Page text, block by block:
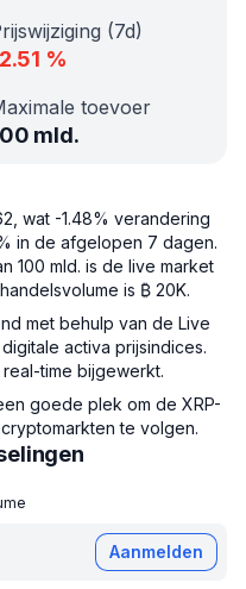
(7d)
%
toevoer
mld.
wat -1.48% verandering
in de afgelopen 7 dagen.
100 mld. is de live market
is ₿ 20K.
met behulp van de Live
activa prijsindices.
time bijgewerkt.
goede plek om de XRP-
te volgen.
Aanmelden